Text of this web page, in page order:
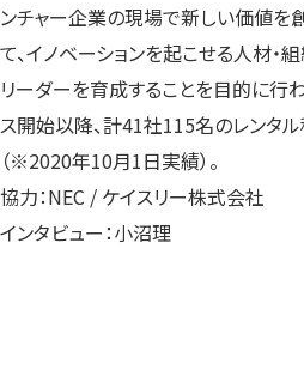
ンチャー企業の現場で新しい価値を
て、イノベーションを起こせる人材
リーダーを育成することを目的に行
ス開始以降、計41社115名のレンタ
（※2020年10月1日実績）。
協力：NEC / ケイスリー株式会社
インタビュー：小沼理